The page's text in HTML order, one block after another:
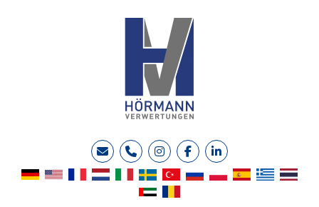
E-MailTelefoninstagramfacebooklinkedin